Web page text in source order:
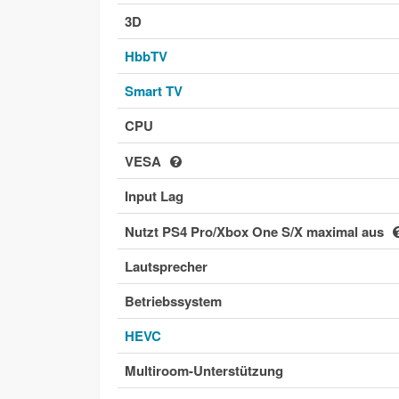
3D
HbbTV
Smart TV
CPU
VESA
Input Lag
Nutzt PS4 Pro/Xbox One S/X maximal aus
Lautsprecher
Betriebssystem
HEVC
Multiroom-Unterstützung